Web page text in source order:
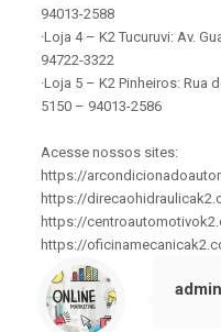
94013-2588
·Loja 4 – K2 Tucuruvi: Av.
94722-3322
·Loja 5 – K2 Pinheiros: Rua
5150 – 94013-2586
Acesse nossos sites:
https://
https://
https://
https://
admin